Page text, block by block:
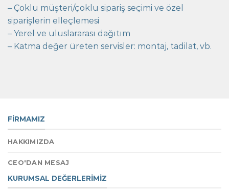
– Çoklu müşteri/çoklu sipariş seçimi ve özel
siparişlerin elleçlemesi
– Yerel ve uluslararası dağıtım
– Katma değer üreten servisler: montaj, tadilat, vb.
FİRMAMIZ
HAKKIMIZDA
CEO'DAN MESAJ
KURUMSAL DEĞERLERİMİZ